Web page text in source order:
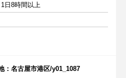
日8時間以上
名古屋市港区/y01_1087